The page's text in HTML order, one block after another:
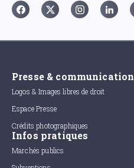
Presse & communication
Logos & Images libres de droit
Espace Presse
Crédits photographiques
Infos pratiques
Marchés publics